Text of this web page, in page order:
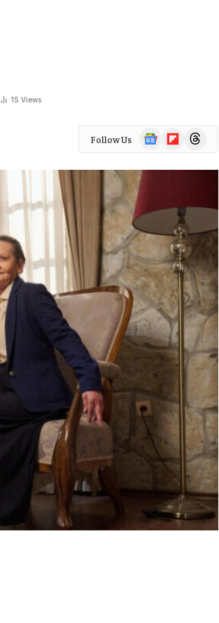
15 Views
Follow Us
Google
News
FlipboardThreads